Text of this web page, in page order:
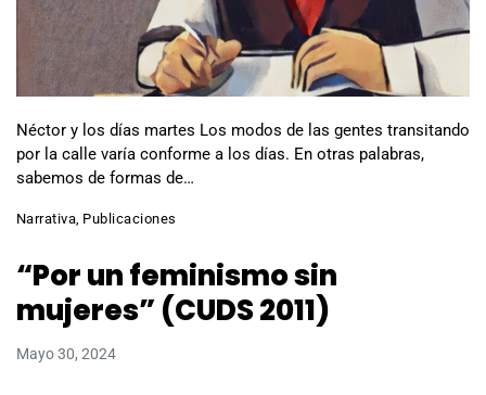
Néctor y los días martes Los modos de las gentes transitando
por la calle varía conforme a los días. En otras palabras,
sabemos de formas de…
Narrativa, Publicaciones
“Por un feminismo sin
mujeres” (CUDS 2011)
Mayo 30, 2024